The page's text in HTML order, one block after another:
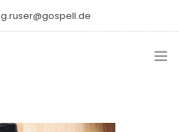
g.ruser@gospell.de